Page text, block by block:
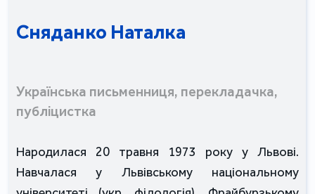
Сняданко Наталка
Українська письменниця, перекладачка,
публіцистка
Народилася 20 травня 1973 року у Львові.
Навчалася у Львівському національному